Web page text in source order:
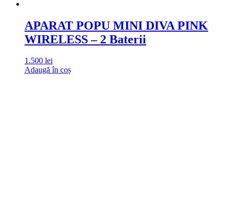
APARAT POPU MINI DIVA PINK
WIRELESS – 2 Baterii
1.500 lei
Adaugă în coș